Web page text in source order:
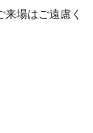
場はご遠慮く